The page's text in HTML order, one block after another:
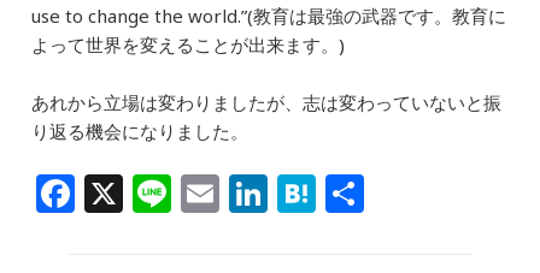
use to change the world.”(教育は最強の武器です。教育に
よって世界を変えることが出来ます。)
あれから立場は変わりましたが、志は変わっていないと振
り返る機会になりました。
F X Li E Li H